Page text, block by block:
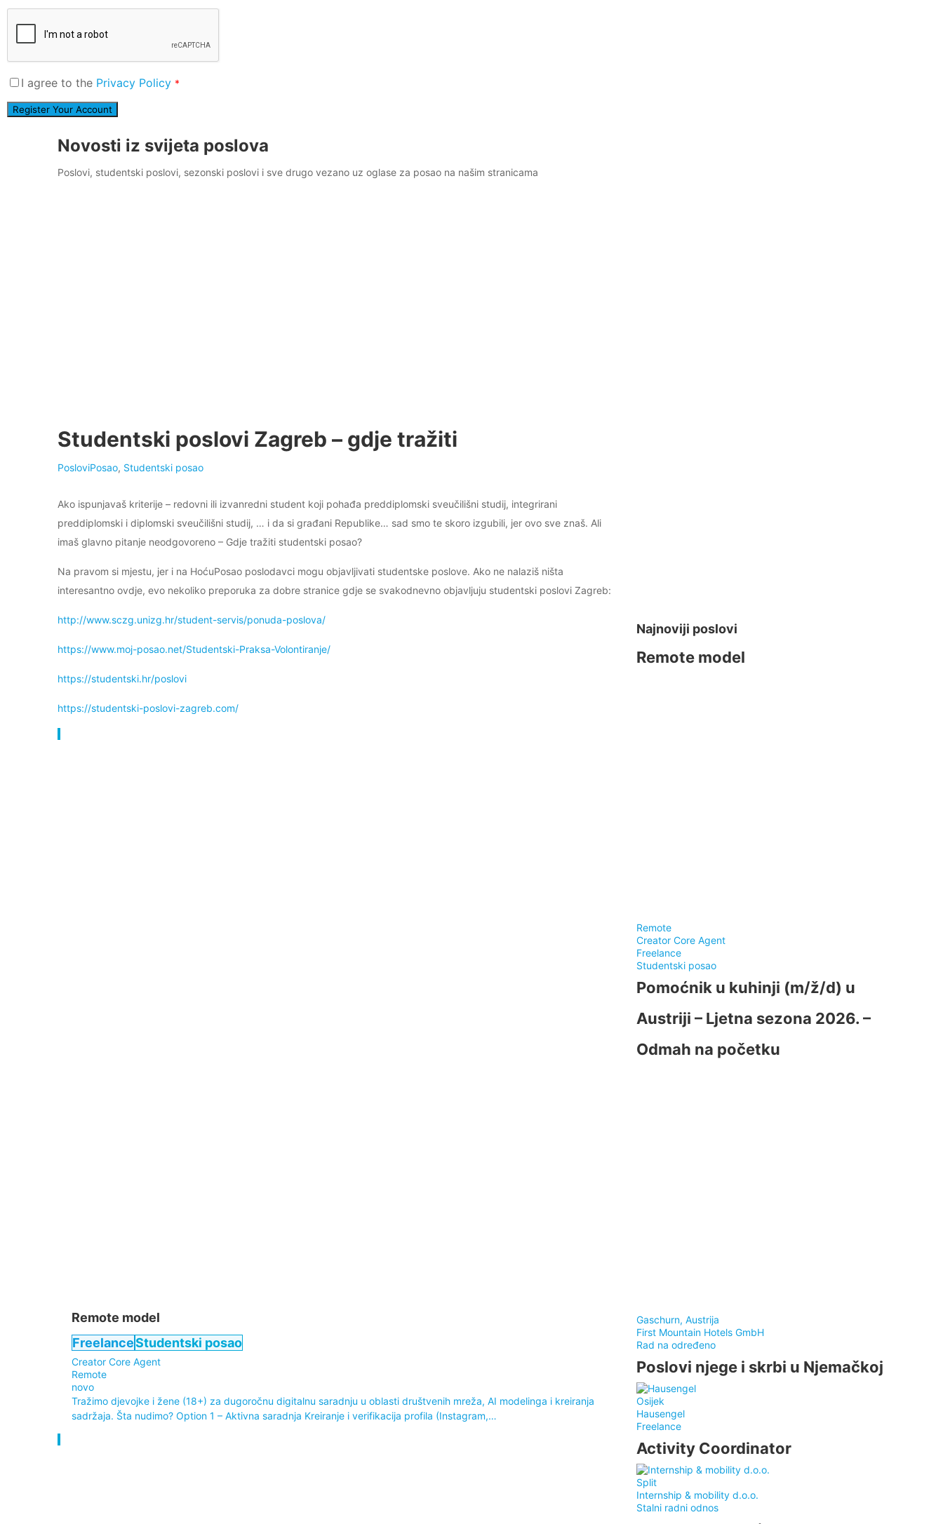
I agree to the Privacy Policy *
Novosti iz svijeta poslova
Poslovi, studentski poslovi, sezonski poslovi i sve drugo vezano uz oglase za posao na našim stranicama
Studentski poslovi Zagreb – gdje tražiti
PosloviPosao, Studentski posao
Ako ispunjavaš kriterije – redovni ili izvanredni student koji pohađa preddiplomski sveučilišni studij, integrirani
preddiplomski i diplomski sveučilišni studij, … i da si građani Republike… sad smo te skoro izgubili, jer ovo sve znaš. Ali
imaš glavno pitanje neodgovoreno – Gdje tražiti studentski posao?
Na pravom si mjestu, jer i na HoćuPosao poslodavci mogu objavljivati studentske poslove. Ako ne nalaziš ništa
interesantno ovdje, evo nekoliko preporuka za dobre stranice gdje se svakodnevno objavljuju studentski poslovi Zagreb:
http://www.sczg.unizg.hr/student-servis/ponuda-poslova/
https://www.moj-posao.net/Studentski-Praksa-Volontiranje/
https://studentski.hr/poslovi
https://studentski-poslovi-zagreb.com/
Remote model
FreelanceStudentski posao
Creator Core Agent
Remote
novo
Tražimo djevojke i žene (18+) za dugoročnu digitalnu saradnju u oblasti društvenih mreža, AI modelinga i kreiranja
sadržaja. Šta nudimo? Option 1 – Aktivna saradnja Kreiranje i verifikacija profila (Instagram,…
Najnoviji poslovi
Remote model
Remote
Creator Core Agent
Freelance
Studentski posao
Pomoćnik u kuhinji (m/ž/d) u
Austriji – Ljetna sezona 2026. –
Odmah na početku
Gaschurn, Austrija
First Mountain Hotels GmbH
Rad na određeno
Poslovi njege i skrbi u Njemačkoj
Osijek
Hausengel
Freelance
Activity Coordinator
Split
Internship & mobility d.o.o.
Stalni radni odnos